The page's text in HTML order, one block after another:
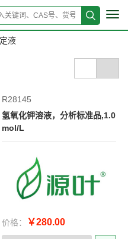
液
R28145
氢氧化钾溶液，分析标准品,1.0
mol/L
价格： ￥280.00